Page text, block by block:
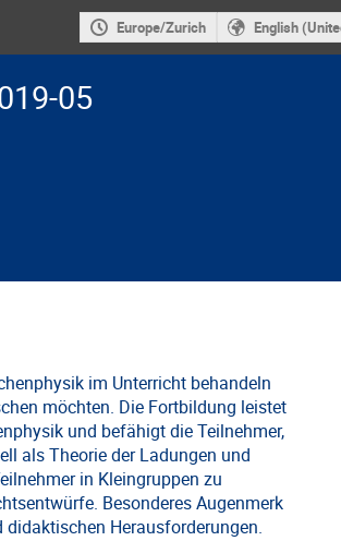
Europe/Zurich English
05
im Unterricht behandeln
möchten. Die Fortbildung leistet
und befähigt die Teilnehmer,
als Theorie der Ladungen und
in Kleingruppen zu
Besonderes Augenmerk
Herausforderungen.